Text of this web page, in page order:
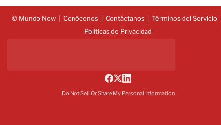
© Mundo Now Conócenos Contáctanos
Términos del Servicio
Políticas de Privacidad
Do Not Sell Or Share My Personal Information